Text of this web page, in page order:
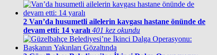
2 Van’da husumetli ailelerin kavgası hastane önünde de
devam etti: 14 yaralı 401 kez okundu